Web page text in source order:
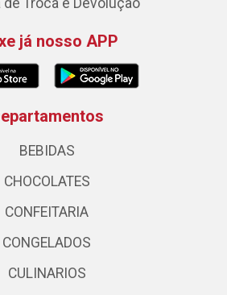
de Troca e Devolução
já nosso APP
BEBIDAS
CHOCOLATES
CONFEITARIA
CONGELADOS
CULINARIOS